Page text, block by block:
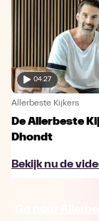
04:27
Allerbeste Kijkers
De Allerbeste
Dhondt
Bekijk nu de